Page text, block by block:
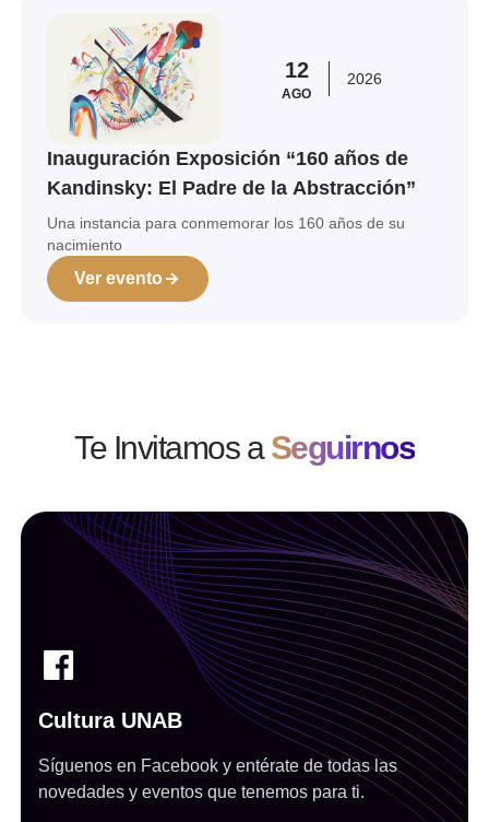
12
AGO
2026
Inauguración Exposición “160 años de
Kandinsky: El Padre de la Abstracción”
Una instancia para conmemorar los 160 años de su
nacimiento
Ver evento
Ver evento
Te Invitamos aSeguirnos
Cultura UNAB
Síguenos en Facebook y entérate de todas las
novedades y eventos que tenemos para ti.